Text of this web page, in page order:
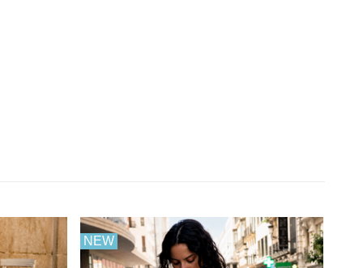
NEW